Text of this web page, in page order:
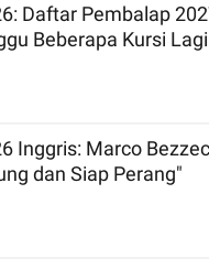
Daftar Pembalap
Beberapa Kursi Lagi
Inggris: Marco
dan Siap Perang"